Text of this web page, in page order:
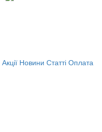
Акції Новини Статті Оплата